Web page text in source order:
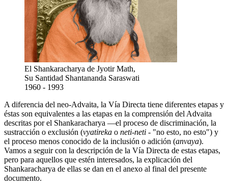
El Shankaracharya de Jyotir Math,
Su Santidad Shantananda Saraswati
1960 - 1993
A diferencia del neo-Advaita, la Vía Directa tiene diferentes etapas y
éstas son equivalentes a las etapas en la comprensión del Advaita
descritas por el Shankaracharya ―el proceso de discriminación, la
sustracción o exclusión (vyatireka o neti-neti - "no esto, no esto") y
el proceso menos conocido de la inclusión o adición (anvaya).
Vamos a seguir con la descripción de la Vía Directa de estas etapas,
pero para aquellos que estén interesados, la explicación del
Shankaracharya de ellas se dan en el anexo al final del presente
documento.